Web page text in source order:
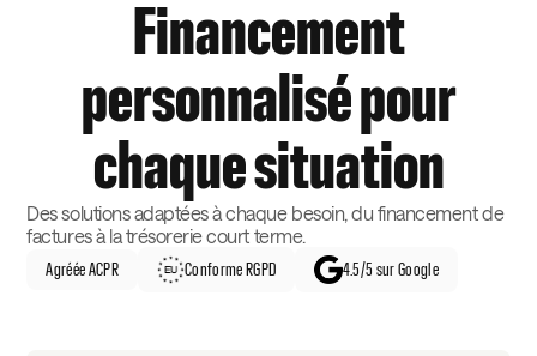
Financement
personnalisé pour
chaque situation
Des solutions adaptées à chaque besoin, du financement de
factures à la trésorerie court terme.
Agréée ACPR Conforme RGPD 4.5/5 sur Google